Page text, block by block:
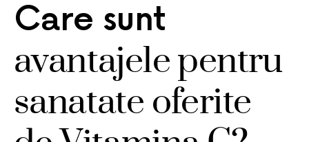
Care sunt
avantajele pentru
sanatate oferite